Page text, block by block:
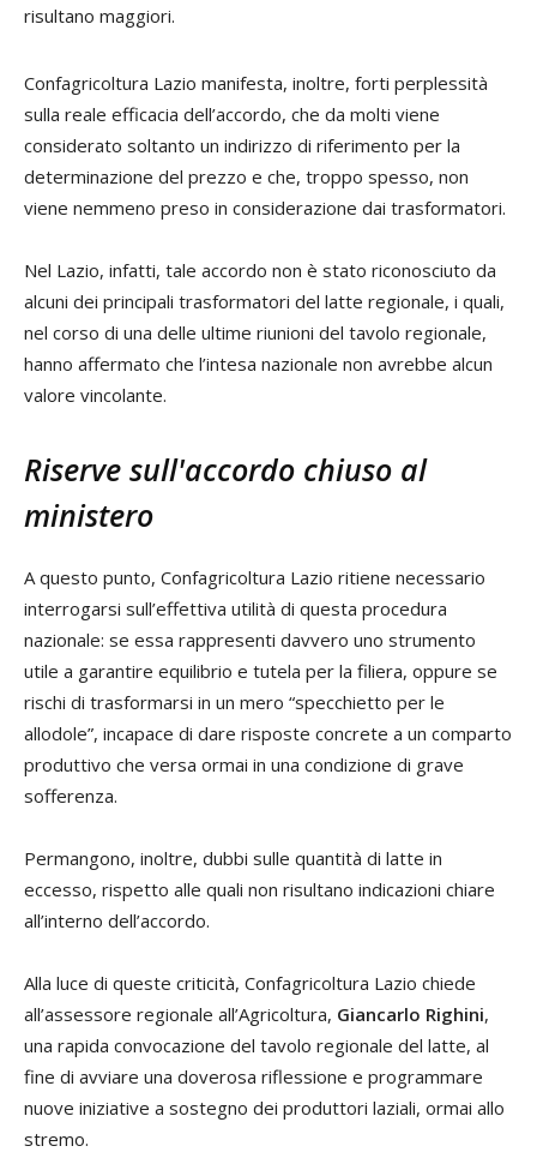
risultano maggiori.
Confagricoltura Lazio manifesta, inoltre, forti perplessità
sulla reale efficacia dell’accordo, che da molti viene
considerato soltanto un indirizzo di riferimento per la
determinazione del prezzo e che, troppo spesso, non
viene nemmeno preso in considerazione dai trasformatori.
Nel Lazio, infatti, tale accordo non è stato riconosciuto da
alcuni dei principali trasformatori del latte regionale, i quali,
nel corso di una delle ultime riunioni del tavolo regionale,
hanno affermato che l’intesa nazionale non avrebbe alcun
valore vincolante.
Riserve sull'accordo chiuso al
ministero
A questo punto, Confagricoltura Lazio ritiene necessario
interrogarsi sull’effettiva utilità di questa procedura
nazionale: se essa rappresenti davvero uno strumento
utile a garantire equilibrio e tutela per la filiera, oppure se
rischi di trasformarsi in un mero “specchietto per le
allodole”, incapace di dare risposte concrete a un comparto
produttivo che versa ormai in una condizione di grave
sofferenza.
Permangono, inoltre, dubbi sulle quantità di latte in
eccesso, rispetto alle quali non risultano indicazioni chiare
all’interno dell’accordo.
Alla luce di queste criticità, Confagricoltura Lazio chiede
all’assessore regionale all’Agricoltura, Giancarlo Righini,
una rapida convocazione del tavolo regionale del latte, al
fine di avviare una doverosa riflessione e programmare
nuove iniziative a sostegno dei produttori laziali, ormai allo
stremo.